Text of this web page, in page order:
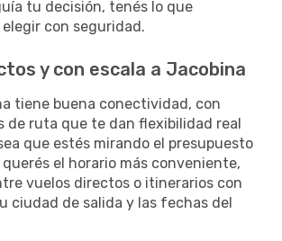
tu decisión, tenés lo que
con seguridad.
y con escala a Jacobina
tiene buena conectividad, con
de ruta que te dan flexibilidad real
que estés mirando el presupuesto
el horario más conveniente,
vuelos directos o itinerarios con
ciudad de salida y las fechas del